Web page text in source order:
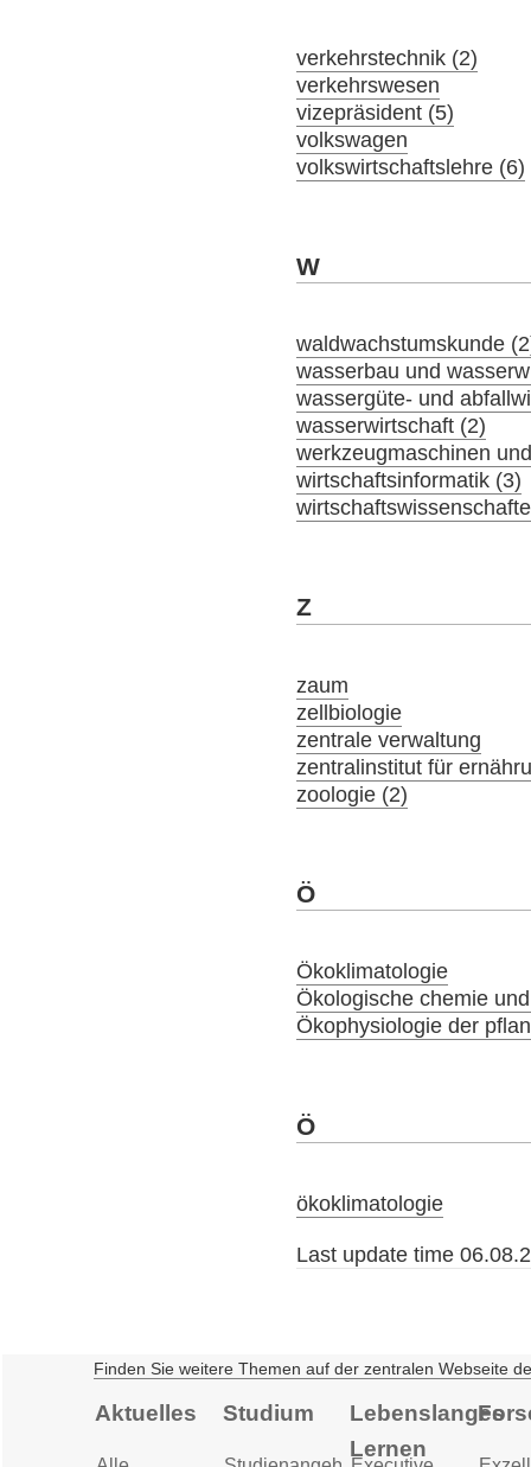
verkehrstechnik (2)
verkehrswesen
vizepräsident (5)
volkswagen
volkswirtschaftslehre (6)
W
waldwachstumskunde
wasserbau und
wassergüte- und
wasserwirtschaft (2)
werkzeugmaschinen
wirtschaftsinformatik (3)
Z
zaum
zellbiologie
zentrale verwaltung
zentralinstitut für
zoologie (2)
Ö
Ökoklimatologie
Ökologische chemie
Ökophysiologie der
Ö
ökoklimatologie
Last update time
Finden Sie weitere Themen auf der zentralen Webseite
Aktuelles Studium
Lebenslanges
Lernen